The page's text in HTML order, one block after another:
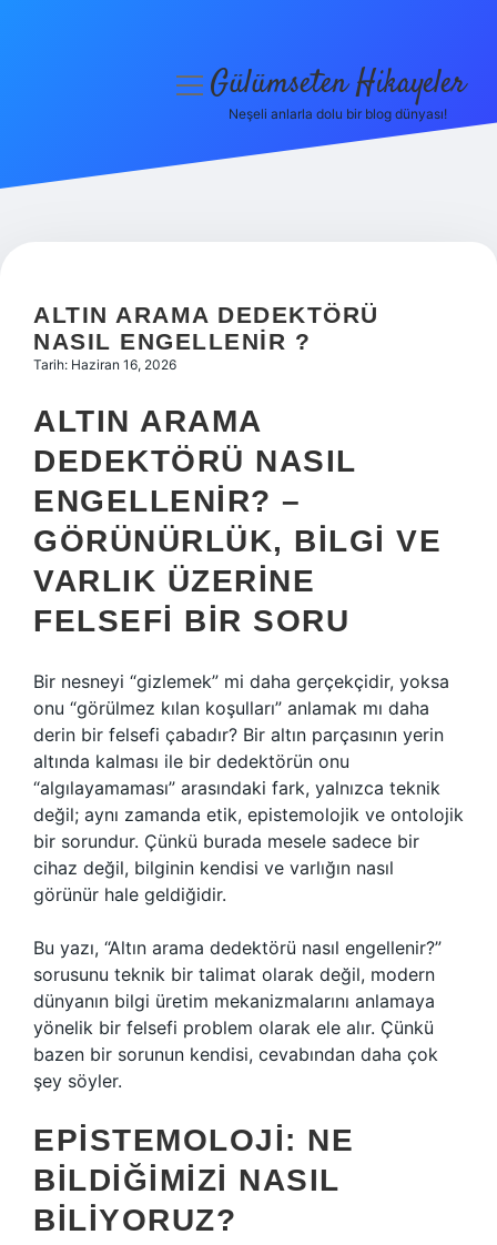
Hakkımızda
menüyüGülümseten Hikayeler
Neşeli anlarla dolu bir blog dünyası!
ALTIN ARAMA DEDEKTÖRÜ
NASIL ENGELLENIR ?
Tarih: Haziran 16, 2026
ALTIN ARAMA
DEDEKTÖRÜ NASIL
ENGELLENIR? –
GÖRÜNÜRLÜK, BILGI VE
VARLIK ÜZERINE
FELSEFI BIR SORU
Bir nesneyi “gizlemek” mi daha gerçekçidir, yoksa
onu “görülmez kılan koşulları” anlamak mı daha
derin bir felsefi çabadır? Bir altın parçasının yerin
altında kalması ile bir dedektörün onu
“algılayamaması” arasındaki fark, yalnızca teknik
değil; aynı zamanda etik, epistemolojik ve ontolojik
bir sorundur. Çünkü burada mesele sadece bir
cihaz değil, bilginin kendisi ve varlığın nasıl
görünür hale geldiğidir.
Bu yazı, “Altın arama dedektörü nasıl engellenir?”
sorusunu teknik bir talimat olarak değil, modern
dünyanın bilgi üretim mekanizmalarını anlamaya
yönelik bir felsefi problem olarak ele alır. Çünkü
bazen bir sorunun kendisi, cevabından daha çok
şey söyler.
EPISTEMOLOJI: NE
BILDIĞIMIZI NASIL
BILIYORUZ?